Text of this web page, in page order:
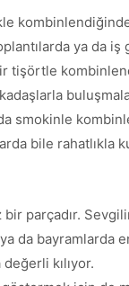
ya da
tişörtle
smokinle
bile rahatlıkla
parçadır.
da bayramlarda
kılıyor.